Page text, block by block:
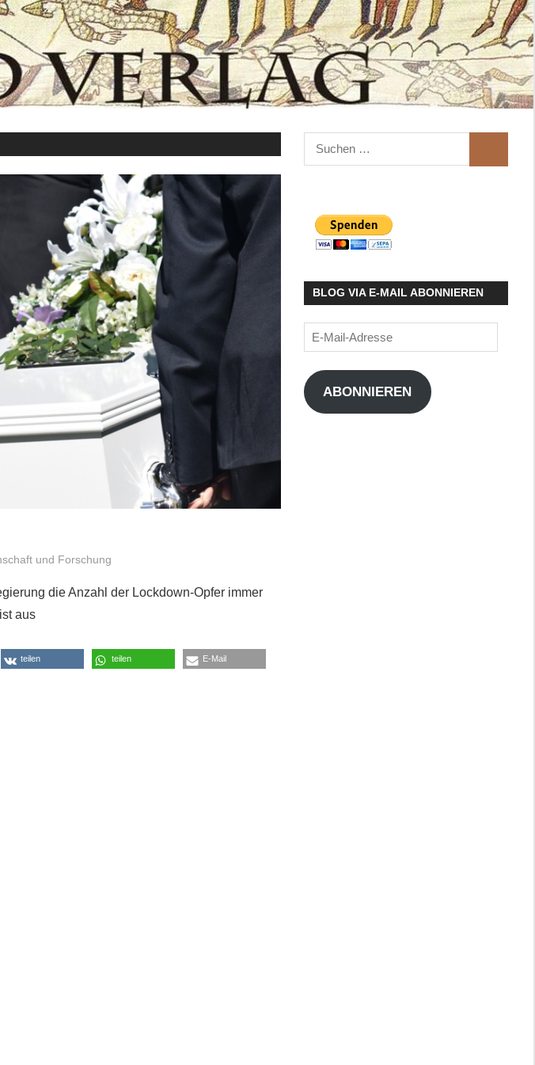
und Forschung
die Anzahl der Lockdown-Opfer immer
aus
teilen teilen E-Mail
Suchen
nach:
BLOG VIA E-MAIL ABONNIEREN
E-
Mail-
Adresse
ABONNIEREN